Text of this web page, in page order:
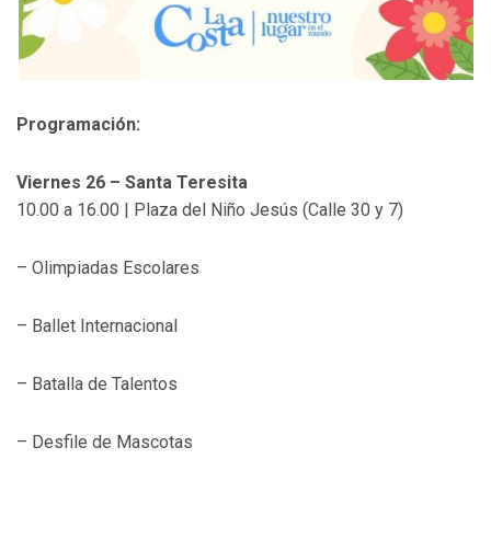
Programación:
Viernes 26 – Santa Teresita
10.00 a 16.00 | Plaza del Niño Jesús (Calle 30 y 7)
– Olimpiadas Escolares
– Ballet Internacional
– Batalla de Talentos
– Desfile de Mascotas